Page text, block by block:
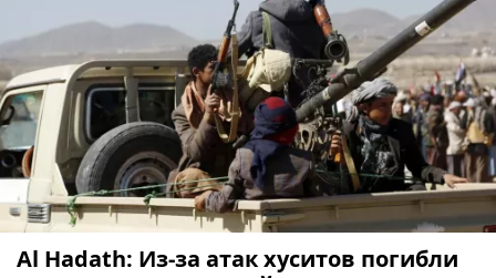
Al Hadath: Из-за атак хуситов погибли